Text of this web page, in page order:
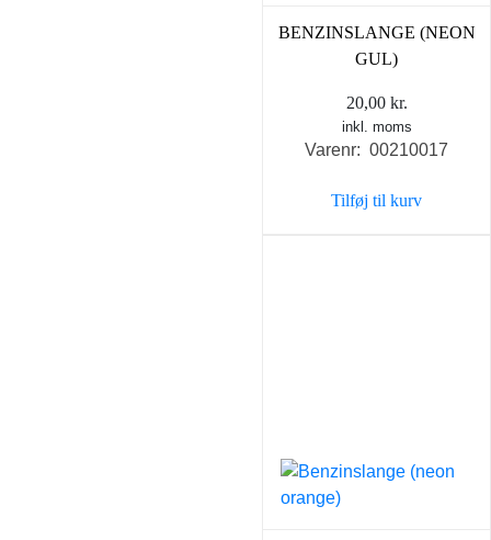
BENZINSLANGE (NEON
GUL)
20,00 kr.
inkl. moms
Varenr: 00210017
Tilføj til kurv